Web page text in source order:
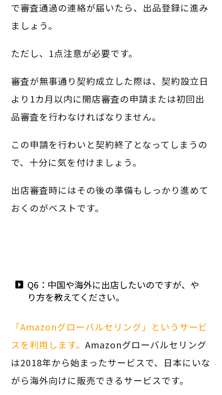
で審査通過の連絡が届いたら、出品登録に進み
ましょう。
ただし、1点注意が必要です。
審査が無事通り契約成立した際は、契約設立日
より1カ月以内に開店審査の申請または初回出
品審査を行わなければなりません。
この申請を行わいと契約終了となってしまうの
で、十分に気を付けましょう。
出店審査時にはその後の準備もしっかり進めて
おくのがベストです。
Q6：中国や海外に出店したいのですが、や
り方を教えてください。
「Amazonグローバルセリング」というサービ
スを利用します。Amazonグローバルセリング
は2018年から始まったサービスで、日本にいな
がら海外向けに販売できるサービスです。